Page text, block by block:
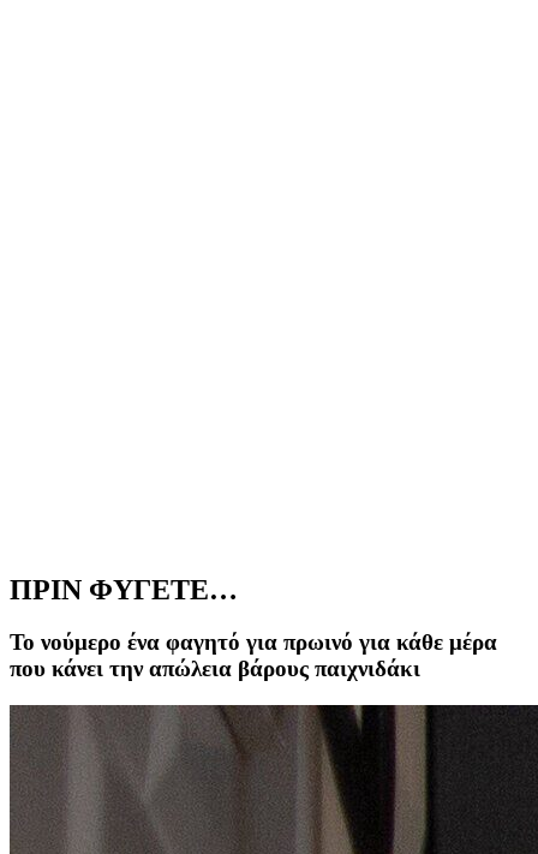
ΠΡΙΝ ΦΥΓΕΤΕ…
To νούμερο ένα φαγητό για πρωινό για κάθε μέρα
που κάνει την απώλεια βάρους παιχνιδάκι